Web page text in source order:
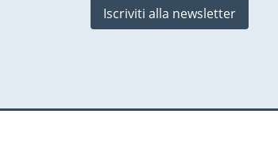
Iscriviti alla newsletter